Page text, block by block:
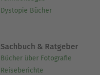
Dystopie Bücher
Sachbuch & Ratgeber
Bücher über Fotografie
Reiseberichte